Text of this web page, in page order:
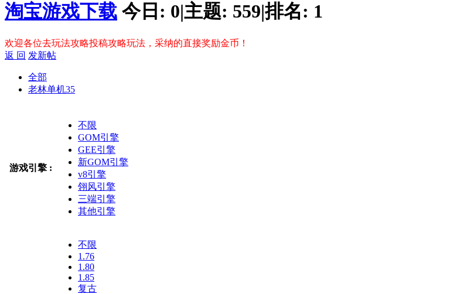
淘宝游戏下载 今日: 0|主题: 559|排名: 1
欢迎各位去玩法攻略投稿攻略玩法，采纳的直接奖励金币！
返 回 发新帖
全部
老林单机35
游戏引擎 :
不限
GOM引擎
GEE引擎
新GOM引擎
v8引擎
翎风引擎
三端引擎
其他引擎
不限
1.76
1.80
1.85
复古